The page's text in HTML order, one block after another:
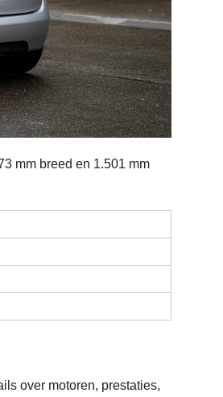
mm breed en 1.501 mm
over motoren, prestaties,